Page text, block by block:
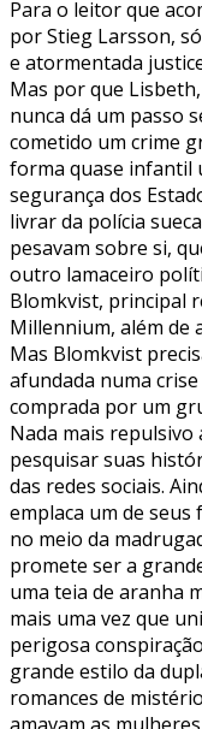
Para o leitor que
por Stieg Larsson,
e atormentada
Mas por que
nunca dá um passo
cometido um crime
forma quase infantil
segurança dos
livrar da polícia
pesavam sobre si,
outro lamaceiro
Blomkvist, principal
Millennium, além de
Mas Blomkvist
afundada numa
comprada por um
Nada mais
pesquisar suas
das redes sociais.
emplaca um de
no meio da
promete ser a
uma teia de aranha
mais uma vez que
perigosa
grande estilo da
romances de
amavam as